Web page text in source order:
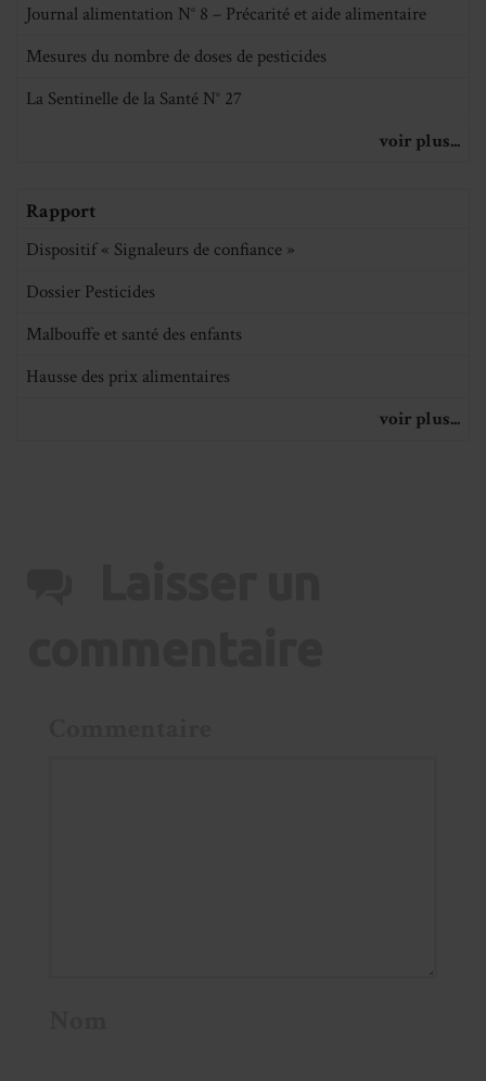
Journal alimentation N° 8 – Précarité et aide alimentaire
Mesures du nombre de doses de pesticides
La Sentinelle de la Santé N° 27
voir plus...
Rapport
Dispositif « Signaleurs de confiance »
Dossier Pesticides
Malbouffe et santé des enfants
Hausse des prix alimentaires
voir plus...